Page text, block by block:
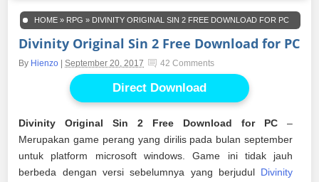
HOME » RPG » DIVINITY ORIGINAL SIN 2 FREE DOWNLOAD FOR PC
Divinity Original Sin 2 Free Download for PC
By Hienzo |September 20, 2017 42 Comments
Direct Download
Divinity Original Sin 2 Free Download for PC –
Merupakan game perang yang dirilis pada bulan september
untuk platform microsoft windows. Game ini tidak jauh
berbeda dengan versi sebelumnya yang berjudul Divinity